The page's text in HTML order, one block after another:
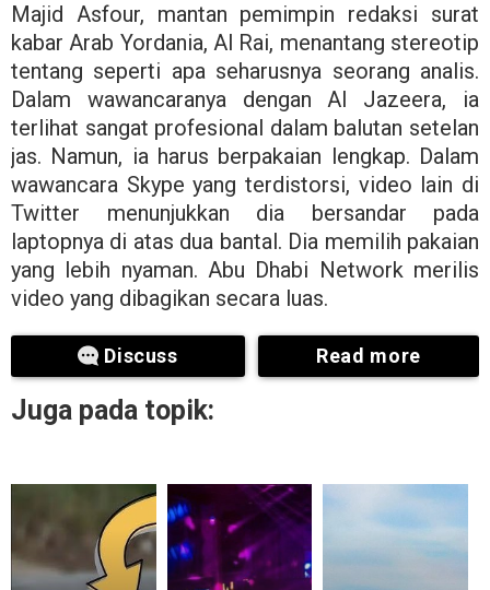
Majid Asfour, mantan pemimpin redaksi surat
kabar Arab Yordania, Al Rai, menantang stereotip
tentang seperti apa seharusnya seorang analis.
Dalam wawancaranya dengan Al Jazeera, ia
terlihat sangat profesional dalam balutan setelan
jas. Namun, ia harus berpakaian lengkap. Dalam
wawancara Skype yang terdistorsi, video lain di
Twitter menunjukkan dia bersandar pada
laptopnya di atas dua bantal. Dia memilih pakaian
yang lebih nyaman. Abu Dhabi Network merilis
video yang dibagikan secara luas.
Discuss Read more
Juga pada topik: